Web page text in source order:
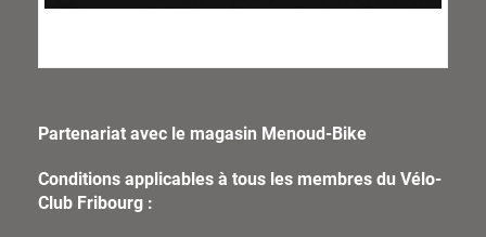
Partenariat avec le magasin Menoud-Bike
Conditions applicables à tous les membres du Vélo-
Club Fribourg :